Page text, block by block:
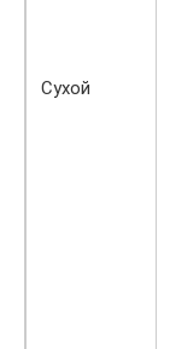
Сухой